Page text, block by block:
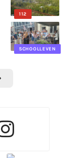
112
SCHOOLLEVEN